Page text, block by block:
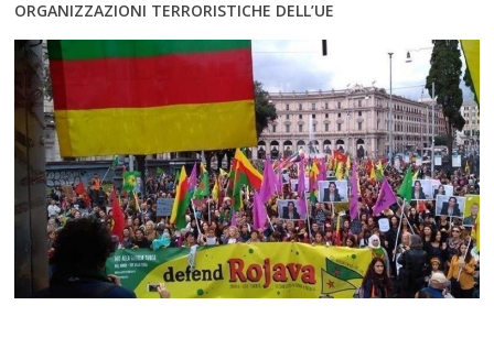
ORGANIZZAZIONI TERRORISTICHE DELL’UE